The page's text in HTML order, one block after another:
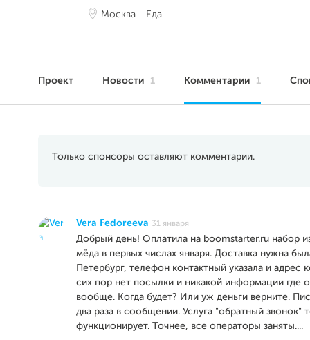
Москва Еда
Проект Новости 1 Комментарии 1
Только спонсоры оставляют комментарии.
Vera Fedoreeva 31 января
Добрый день! Оплатила на boomstarter.ru набор
мёда в первых числах января. Доставка нужна
Петербург, телефон контактный указала и адрес
сих пор нет посылки и никакой информации где
вообще. Когда будет? Или уж деньги верните.
два раза в сообщении. Услуга "обратный звонок"
функционирует. Точнее, все операторы заняты....